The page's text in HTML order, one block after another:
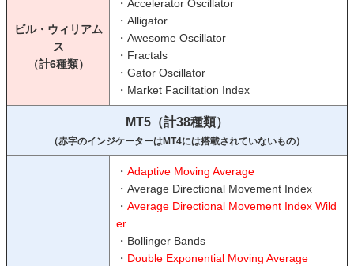
ビル・ウィリアム
ス
（計6種類）
・Accelerator Oscillator
・Alligator
・Awesome Oscillator
・Fractals
・Gator Oscillator
・Market Facilitation Index
MT5（計38種類）
（赤字のインジケーターはMT4には搭載されていないもの）
・ Adaptive Moving Average
・Average Directional Movement Index
・ Average Directional Movement Index Wild
er
・Bollinger Bands
・ Double Exponential Moving Average